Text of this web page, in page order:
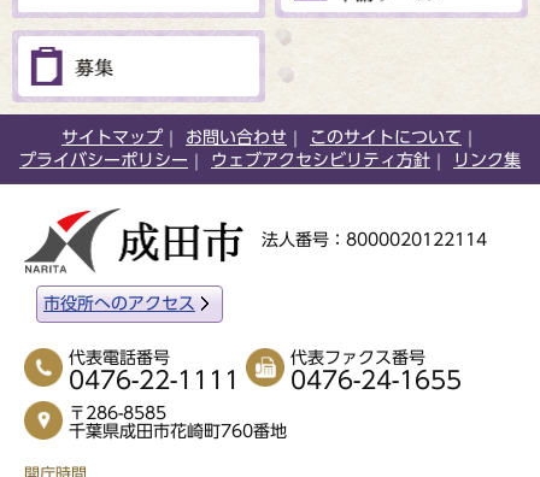
サイトマップ お問い合わせ
このサイトについて
プライバシーポリシー
ウェブアクセシビリティ方針 リンク集
法人番号：8000020122114
市役所へのアクセス
代表電話番号
0476-22-1111
代表ファクス番号
0476-24-1655
〒286-8585
千葉県成田市花崎町760番地
開庁時間